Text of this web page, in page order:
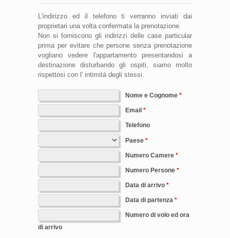
L'indirizzo ed il telefono ti verranno inviati dai
proprietari una volta confermata la prenotazione.
Non si forniscono gli indirizzi delle case particular
prima per evitare che persone senza prenotazione
vogliano vedere l'appartamento presentandosi a
destinazione disturbando gli ospiti, siamo molto
rispettosi con l' intimità degli stessi.
Nome e Cognome
Email
Telefono
Paese
Numero Camere
Numero Persone
Data di arrivo
Data di partenza
Numero di volo ed ora
di arrivo